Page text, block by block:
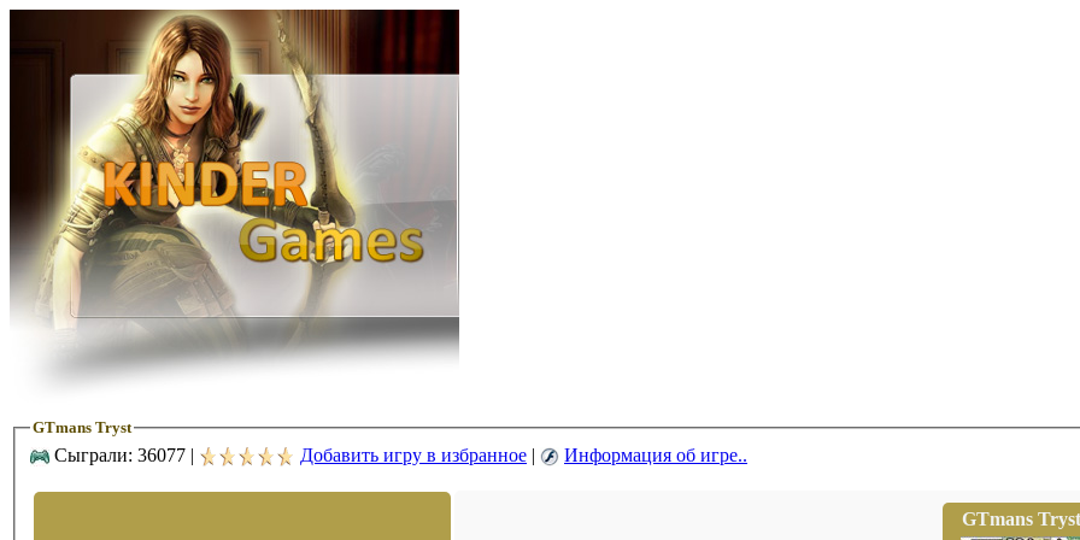
GTmans Tryst
Сыграли: 36077 | Добавить игру в избранное | Информация об игре..
GTmans Tryst